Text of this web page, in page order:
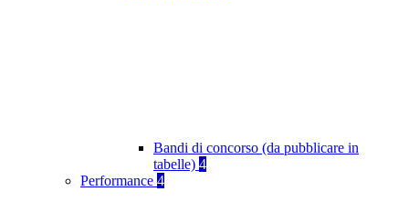
Bandi di concorso (da pubblicare in
tabelle) 4
Performance 4